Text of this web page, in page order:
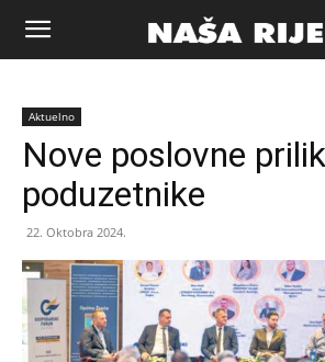
Naša
riječ
Zenica
Aktuelno
Nove poslovne
poduzetnike
22. Oktobra 2024.